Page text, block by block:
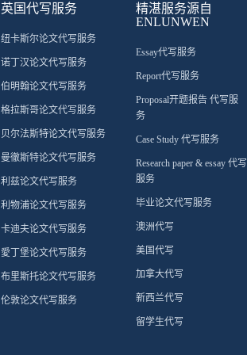
英国代写服务
纽卡斯尔论文代写服务
诺丁汉论文代写服务
伯明翰论文代写服务
格拉斯哥论文代写服务
贝尔法斯特论文代写服务
曼徹斯特论文代写服务
利兹论文代写服务
利物浦论文代写服务
卡迪夫论文代写服务
愛丁堡论文代写服务
布里斯托论文代写服务
伦敦论文代写服务
精湛服务源自
ENLUNWEN
Essay代写服务
Report代写服务
Proposal开题报告 代写服
务
Case Study 代写服务
Research paper & essay 代写
服务
毕业论文代写服务
澳洲代写
美国代写
加拿大代写
新西兰代写
留学生代写